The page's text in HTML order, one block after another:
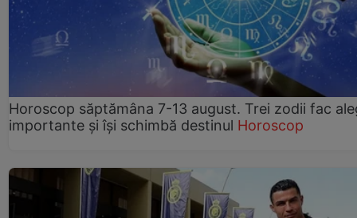
Horoscop săptămâna 7-13 august. Trei zodii fac
importante și își schimbă destinul Horoscop